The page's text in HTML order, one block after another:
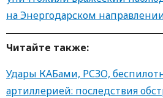
на Энергодарском
Читайте также:
Удары КАБами, РСЗО,
артиллерией: последствия